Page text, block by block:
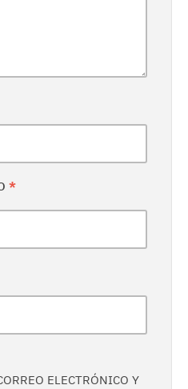
*
ELECTRÓNICO Y